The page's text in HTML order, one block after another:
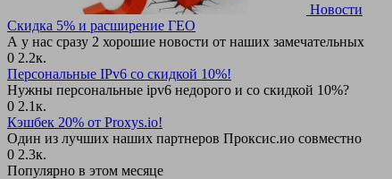
Новости
Скидка 5% и расширение ГЕО
А у нас сразу 2 хорошие новости от наших замечательных
0 2.2к.
Персональные IPv6 со скидкой 10%!
Нужны персональные ipv6 недорого и со скидкой 10%?
0 2.1к.
Кэшбек 20% от Proxys.io!
Один из лучших наших партнеров Проксис.ио совместно
0 2.3к.
Популярно в этом месяце